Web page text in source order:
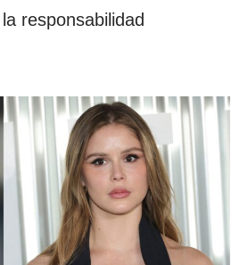
responsabilidad